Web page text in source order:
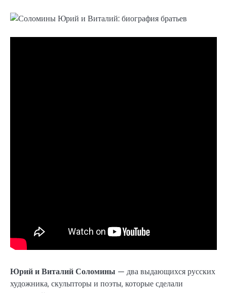
Юрий и Виталий Соломины — два выдающихся русских
художника, скульпторы и поэты, которые сделали